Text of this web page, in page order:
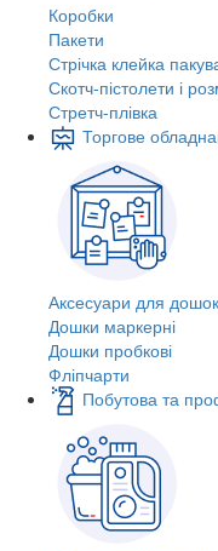
Коробки
Пакети
Стрічка клейка
Скотч-пістолети і
Стретч-плівка
Торгове
Аксесуари для дошок
Дошки маркерні
Дошки пробкові
Фліпчарти
Побутова та